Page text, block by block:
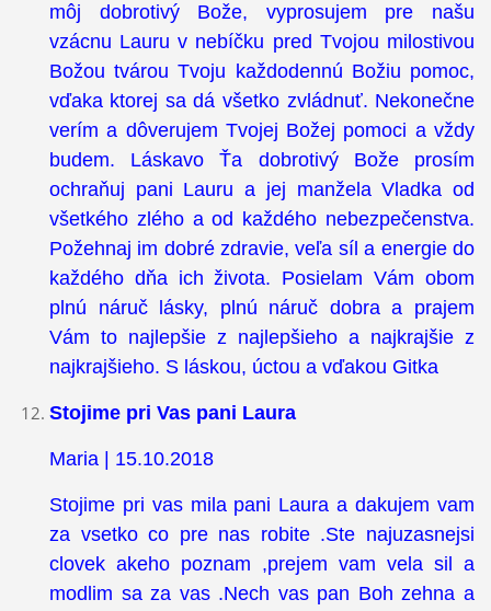
môj dobrotivý Bože, vyprosujem pre našu
vzácnu Lauru v nebíčku pred Tvojou milostivou
Božou tvárou Tvoju každodennú Božiu pomoc,
vďaka ktorej sa dá všetko zvládnuť. Nekonečne
verím a dôverujem Tvojej Božej pomoci a vždy
budem. Láskavo Ťa dobrotivý Bože prosím
ochraňuj pani Lauru a jej manžela Vladka od
všetkého zlého a od každého nebezpečenstva.
Požehnaj im dobré zdravie, veľa síl a energie do
každého dňa ich života. Posielam Vám obom
plnú náruč lásky, plnú náruč dobra a prajem
Vám to najlepšie z najlepšieho a najkrajšie z
najkrajšieho. S láskou, úctou a vďakou Gitka
Stojime pri Vas pani Laura
Maria | 15.10.2018
Stojime pri vas mila pani Laura a dakujem vam
za vsetko co pre nas robite .Ste najuzasnejsi
clovek akeho poznam ,prejem vam vela sil a
modlim sa za vas .Nech vas pan Boh zehna a